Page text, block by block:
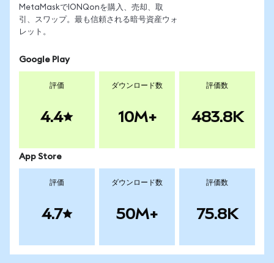
MetaMaskでIONQonを購入、売却、取
引、スワップ。最も信頼される暗号資産ウォ
レット。
Google Play
評価
4.4
ダウンロード数
10M+
評価数
483.8K
App Store
評価
4.7
ダウンロード数
50M+
評価数
75.8K